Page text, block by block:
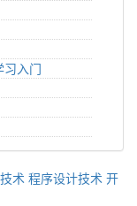
习入门
术 程序设计技术 开